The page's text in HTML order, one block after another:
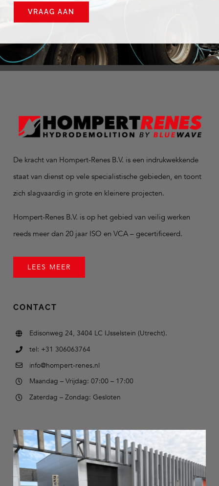
VRAAG AAN
De kracht van Hompert-Renes B.V. is een indrukwekkende
staat van dienst op vele specialistische gebieden, en toont
zich slagvaardig in grote en kleinere projecten.
Hompert-Renes B.V. is op het gebied van veilig werken
reeds meer dan 20 jaar ISO en VCA – gecertificeerd.
LEES MEER
CONTACT
Edisonweg 24, 3404 LC IJsselstein (Utrecht).
tel: +31 306063764
info@hompert-renes.nl
Maandag – Vrijdag: 07:00 – 17:00
Zaterdag – Zondag: Gesloten